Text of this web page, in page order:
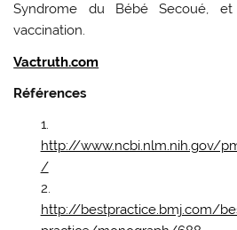
Syndrome du Bébé Secoué,
vaccination.
Vactruth.com
Références
http://www.ncbi.nlm.nih.gov/
/
http://bestpractice.bmj.com/